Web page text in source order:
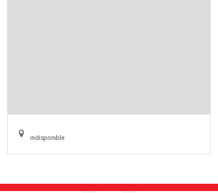
indisponible